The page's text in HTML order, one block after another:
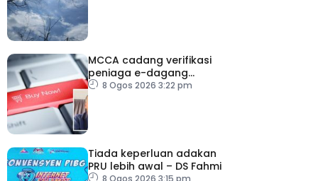
MCCA cadang verifikasi
peniaga e-dagang
tangani lambakan
8 Ogos 2026 3:22 pm
Tiada keperluan adakan
PRU lebih awal – DS Fahmi
8 Ogos 2026 3:15 pm